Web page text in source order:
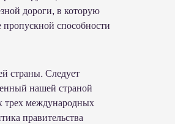
дороги, в которую
способности
страны. Следует
нашей страной
трех международных
правительства